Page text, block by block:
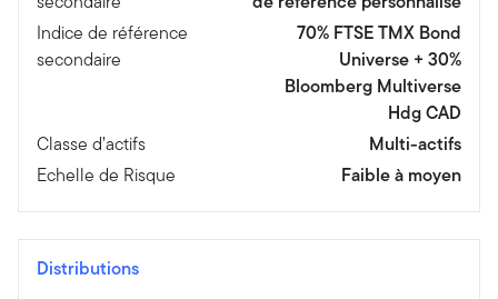
Indice de référence
secondaire
70% FTSE TMX Bond
Universe + 30%
Bloomberg Multiverse
Hdg CAD
Classe d’actifs
Multi-actifs
Echelle de Risque
Faible à moyen
Distributions